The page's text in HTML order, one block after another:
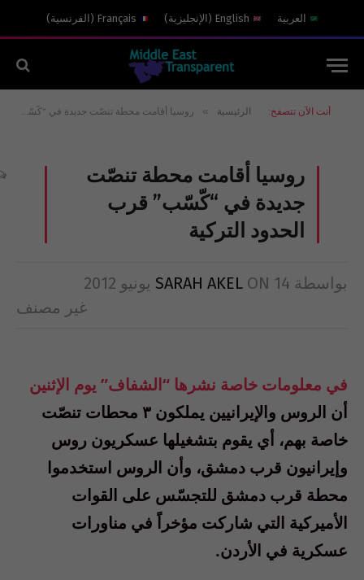
العربية English
( الإنجليزية)
Français
( الفرنسية)
أنت الآن تتصفح: الرئيسية » روسيا أقامت محطة تنصّت جديدة في “كّسّب” قرب الحدود التركية
روسيا أقامت محطة تنصّت
جديدة في “كّسّب” قرب
الحدود التركية
بواسطة SARAH AKEL ON 14 يونيو 2012
غير مصنف
في معلومات خاصة نشرها “الشفاف” يوم الإثنين
أن الروس والإيرانيين يملكون ٣ محطات تنصّت
خاصة بهم، أي يقوم بتشغيلها عسكريون روس
وإيرانيون قرب دمشق، وأن الروس استخدموا
محطة قرب دمشق للتجسّس على القوات
الأميركية التي شاركت مؤخراً في مناورات
عسكرية في الأردن.